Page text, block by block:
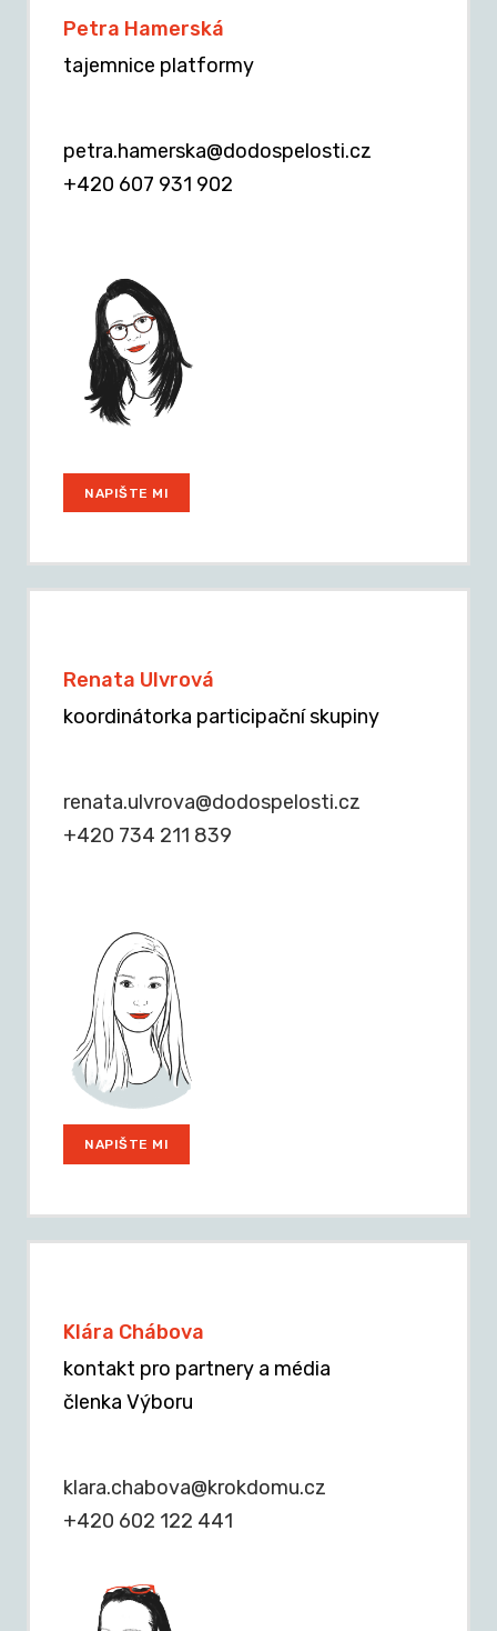
Petra Hamerská
tajemnice platformy
petra.hamerska@dodospelosti.cz
+420 607 931 902
NAPIŠTE MI
Renata Ulvrová
koordinátorka participační skupiny
renata.ulvrova@dodospelosti.cz
+420 734 211 839
NAPIŠTE MI
Klára Chábova
kontakt pro partnery a média
členka Výboru
klara.chabova@krokdomu.cz
+420 602 122 441